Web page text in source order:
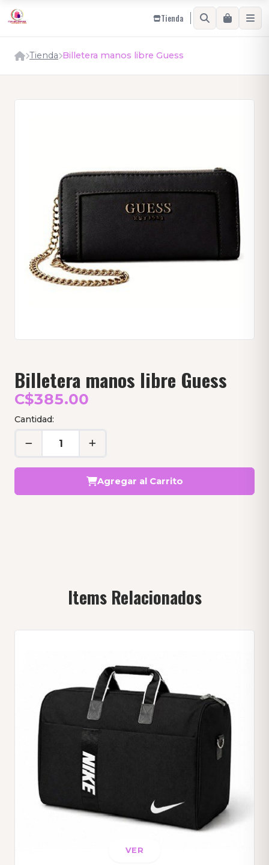
Tienda
Tienda Billetera manos libre Guess
Billetera manos libre Guess
C$385.00
Cantidad:
Agregar al Carrito
Items Relacionados
VER